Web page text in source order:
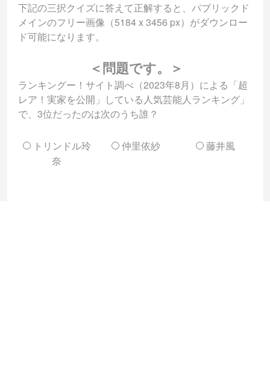
下記の三択クイズに答えて正解すると、パブリックド
メインのフリー画像（5184 x 3456 px）がダウンロー
ド可能になります。
＜問題です。＞
ランキングー！サイト調べ（2023年8月）による「超
レア！実家を公開」している人気芸能人ランキング」
で、3位だったのは次のうち誰？
トリンドル玲
奈
仲里依紗 藤井風